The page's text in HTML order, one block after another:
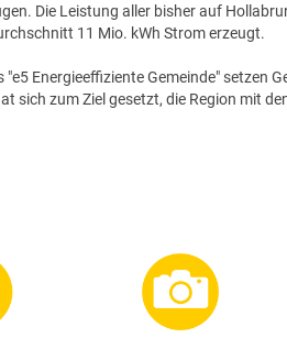
Die Leistung aller bisher auf
11 Mio. kWh Strom erzeugt.
Energieeffiziente Gemeinde" setzen
sich zum Ziel gesetzt, die Region mit